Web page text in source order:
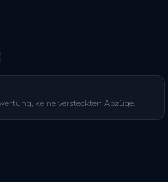
keine versteckten Abzüge.